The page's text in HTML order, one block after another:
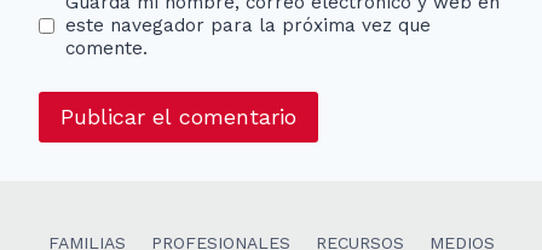
este navegador para la próxima vez que
comente.
FAMILIAS PROFESIONALES RECURSOS MEDIOS